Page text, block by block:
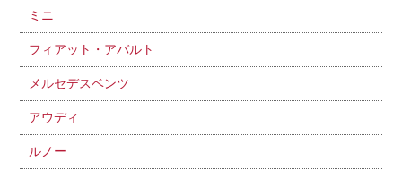
ミニ
フィアット・アバルト
メルセデスベンツ
アウディ
ルノー